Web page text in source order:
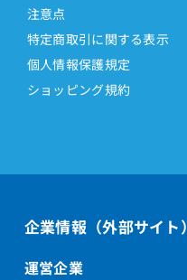
注意点
特定商取引に関する表示
個人情報保護規定
ショッピング規約
企業情報（外部サイト）
運営企業